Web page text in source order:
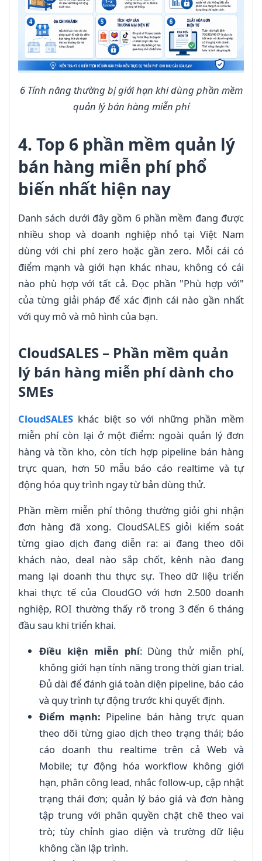
6 Tính năng thường bị giới hạn khi dùng phần mềm
quản lý bán hàng miễn phí
4. Top 6 phần mềm quản lý
bán hàng miễn phí phổ
biến nhất hiện nay
Danh sách dưới đây gồm 6 phần mềm đang được
nhiều shop và doanh nghiệp nhỏ tại Việt Nam
dùng với chi phí zero hoặc gần zero. Mỗi cái có
điểm mạnh và giới hạn khác nhau, không có cái
nào phù hợp với tất cả. Đọc phần "Phù hợp với"
của từng giải pháp để xác định cái nào gần nhất
với quy mô và mô hình của bạn.
CloudSALES – Phần mềm quản
lý bán hàng miễn phí dành cho
SMEs
CloudSALES khác biệt so với những phần mềm
miễn phí còn lại ở một điểm: ngoài quản lý đơn
hàng và tồn kho, còn tích hợp pipeline bán hàng
trực quan, hơn 50 mẫu báo cáo realtime và tự
động hóa quy trình ngay từ bản dùng thử.
Phần mềm miễn phí thông thường giỏi ghi nhận
đơn hàng đã xong. CloudSALES giỏi kiểm soát
từng giao dịch đang diễn ra: ai đang theo dõi
khách nào, deal nào sắp chốt, kênh nào đang
mang lại doanh thu thực sự. Theo dữ liệu triển
khai thực tế của CloudGO với hơn 2.500 doanh
nghiệp, ROI thường thấy rõ trong 3 đến 6 tháng
đầu sau khi triển khai.
Điều kiện miễn phí: Dùng thử miễn phí,
không giới hạn tính năng trong thời gian trial.
Đủ dài để đánh giá toàn diện pipeline, báo cáo
và quy trình tự động trước khi quyết định.
Điểm mạnh: Pipeline bán hàng trực quan
theo dõi từng giao dịch theo trạng thái; báo
cáo doanh thu realtime trên cả Web và
Mobile; tự động hóa workflow không giới
hạn, phân công lead, nhắc follow-up, cập nhật
trạng thái đơn; quản lý báo giá và đơn hàng
tập trung với phân quyền chặt chẽ theo vai
trò; tùy chỉnh giao diện và trường dữ liệu
không cần lập trình.